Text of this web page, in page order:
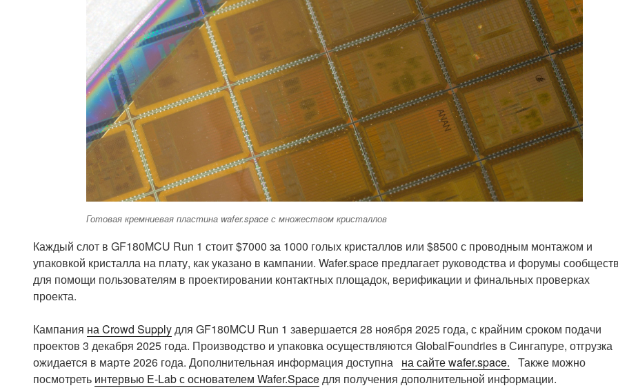
Готовая кремниевая пластина wafer.space с множеством кристаллов
Каждый слот в GF180MCU Run 1 стоит $7000 за 1000 голых кристаллов или $8500 с проводным монтажом и
упаковкой кристалла на плату, как указано в кампании. Wafer.space предлагает руководства и форумы
для помощи пользователям в проектировании контактных площадок, верификации и финальных проверках
проекта.
Кампания на Crowd Supplyдля GF180MCU Run 1 завершается 28 ноября 2025 года, с крайним сроком подачи
проектов 3 декабря 2025 года. Производство и упаковка осуществляются GlobalFoundries в Сингапуре, отгрузка
ожидается в марте 2026 года. Дополнительная информация доступна на сайте wafer.space. Также можно
посмотреть интервью E-Lab с основателем Wafer.Spaceдля получения дополнительной информации.